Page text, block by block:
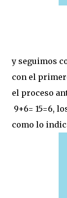
y seguimos
con el
el proceso
9+6= 15=6,
como lo